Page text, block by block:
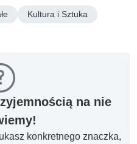
Kultura i Sztuka
na nie
konkretnego znaczka,